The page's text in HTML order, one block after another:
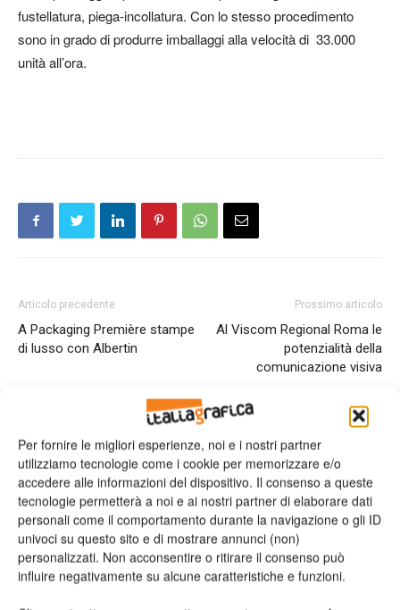
Per fornire le migliori esperienze, noi e i nostri partner
utilizziamo tecnologie come i cookie per memorizzare e/o
accedere alle informazioni del dispositivo. Il consenso a queste
tecnologie permetterà a noi e ai nostri partner di elaborare dati
personali come il comportamento durante la navigazione o gli ID
univoci su questo sito e di mostrare annunci (non)
personalizzati. Non acconsentire o ritirare il consenso può
influire negativamente su alcune caratteristiche e funzioni.
fustellatura, piega-incollatura. Con lo stesso procedimento
sono in grado di produrre imballaggi alla velocità di 33.000
unità all’ora.
Articolo precedente
A Packaging Première stampe
di lusso con Albertin
Prossimo articolo
Al Viscom Regional Roma le
potenzialità della
comunicazione visiva
ARTICOLI CORRELATI ALTRO DALL'AUTORE
Viscom 2026 cambia volto: debutta il
nuovo format Exhibition & Conference
Assografici celebra 80 anni, a Milano
due giornate dedicate al futuro della